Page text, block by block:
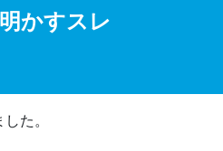
かすスレ
た。